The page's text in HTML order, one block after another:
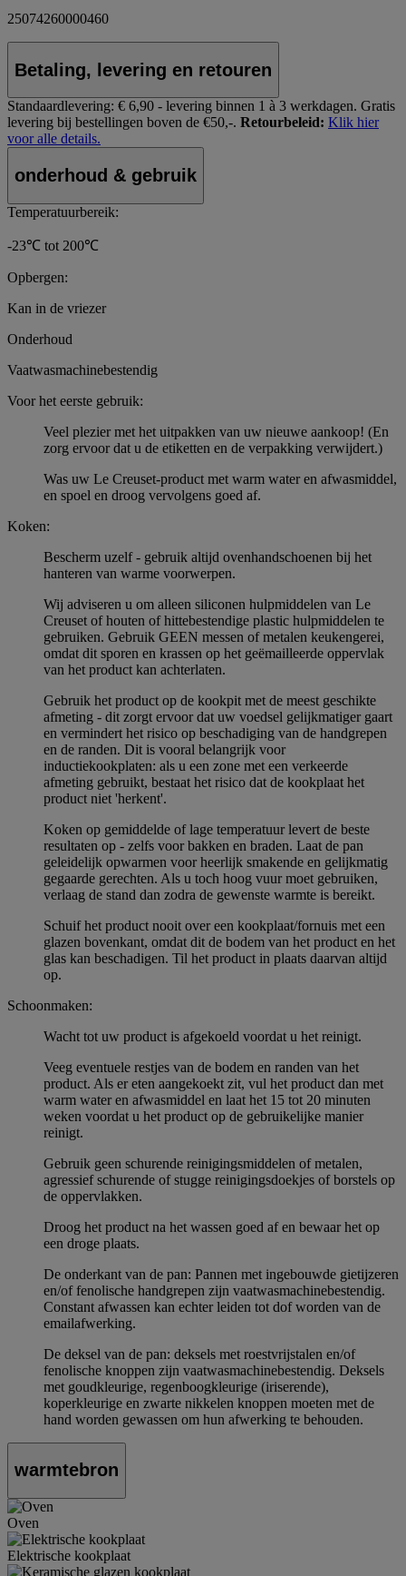
25074260000460
Betaling, levering en retouren
Standaardlevering: € 6,90 - levering binnen 1 à 3 werkdagen. Gratis
levering bij bestellingen boven de €50,-. Retourbeleid: Klik hier
voor alle details.
onderhoud & gebruik
Temperatuurbereik:
-23℃ tot 200℃
Opbergen:
Kan in de vriezer
Onderhoud
Vaatwasmachinebestendig
Voor het eerste gebruik:
Veel plezier met het uitpakken van uw nieuwe aankoop! (En
zorg ervoor dat u de etiketten en de verpakking verwijdert.)
Was uw Le Creuset-product met warm water en afwasmiddel,
en spoel en droog vervolgens goed af.
Koken:
Bescherm uzelf - gebruik altijd ovenhandschoenen bij het
hanteren van warme voorwerpen.
Wij adviseren u om alleen siliconen hulpmiddelen van Le
Creuset of houten of hittebestendige plastic hulpmiddelen te
gebruiken. Gebruik GEEN messen of metalen keukengerei,
omdat dit sporen en krassen op het geëmailleerde oppervlak
van het product kan achterlaten.
Gebruik het product op de kookpit met de meest geschikte
afmeting - dit zorgt ervoor dat uw voedsel gelijkmatiger gaart
en vermindert het risico op beschadiging van de handgrepen
en de randen. Dit is vooral belangrijk voor
inductiekookplaten: als u een zone met een verkeerde
afmeting gebruikt, bestaat het risico dat de kookplaat het
product niet 'herkent'.
Koken op gemiddelde of lage temperatuur levert de beste
resultaten op - zelfs voor bakken en braden. Laat de pan
geleidelijk opwarmen voor heerlijk smakende en gelijkmatig
gegaarde gerechten. Als u toch hoog vuur moet gebruiken,
verlaag de stand dan zodra de gewenste warmte is bereikt.
Schuif het product nooit over een kookplaat/fornuis met een
glazen bovenkant, omdat dit de bodem van het product en het
glas kan beschadigen. Til het product in plaats daarvan altijd
op.
Schoonmaken:
Wacht tot uw product is afgekoeld voordat u het reinigt.
Veeg eventuele restjes van de bodem en randen van het
product. Als er eten aangekoekt zit, vul het product dan met
warm water en afwasmiddel en laat het 15 tot 20 minuten
weken voordat u het product op de gebruikelijke manier
reinigt.
Gebruik geen schurende reinigingsmiddelen of metalen,
agressief schurende of stugge reinigingsdoekjes of borstels op
de oppervlakken.
Droog het product na het wassen goed af en bewaar het op
een droge plaats.
De onderkant van de pan: Pannen met ingebouwde gietijzeren
en/of fenolische handgrepen zijn vaatwasmachinebestendig.
Constant afwassen kan echter leiden tot dof worden van de
emailafwerking.
De deksel van de pan: deksels met roestvrijstalen en/of
fenolische knoppen zijn vaatwasmachinebestendig. Deksels
met goudkleurige, regenboogkleurige (iriserende),
koperkleurige en zwarte nikkelen knoppen moeten met de
hand worden gewassen om hun afwerking te behouden.
warmtebron
Oven
Elektrische kookplaat